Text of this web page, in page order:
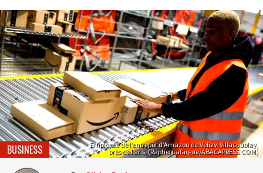
Employée de l’entrepôt d’Amazon de Velizy-Villacoublay,
près de Paris. (Raphel Lafargue/ABACAPRESS.COM)
BUSINESS